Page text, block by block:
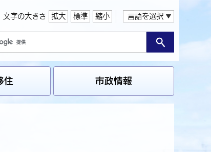
文字の大きさ 拡大 標準 縮小 言語を選択
住 市政情報